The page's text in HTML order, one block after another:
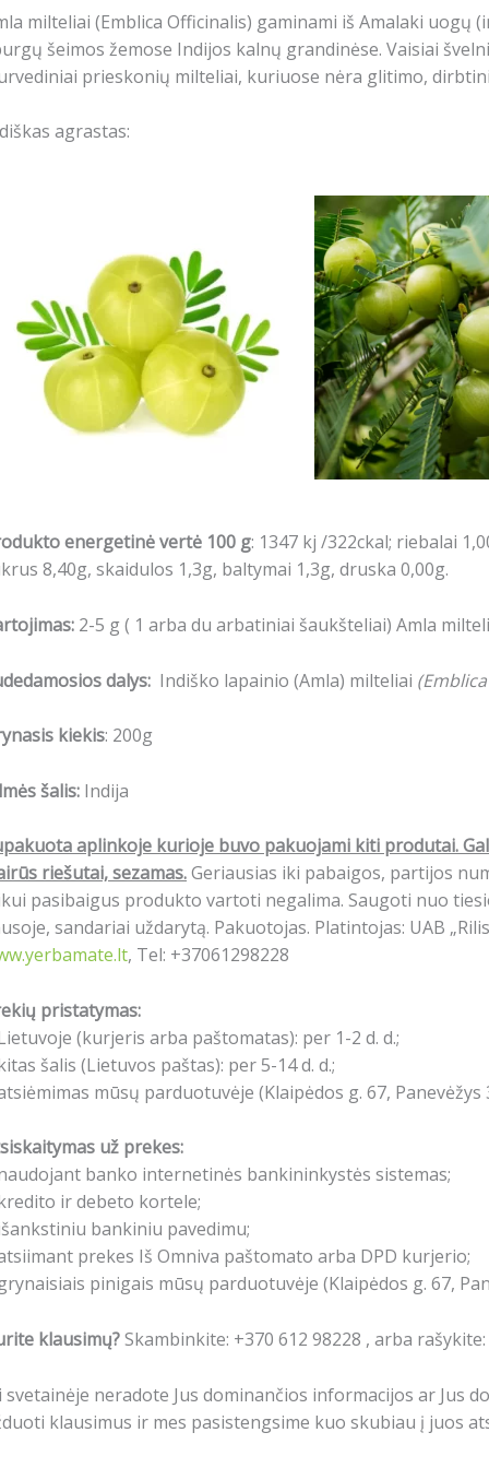
milteliai (Emblica Officinalis) gaminami iš Amalaki uogų
šeimos žemose Indijos kalnų grandinėse. Vaisiai
prieskonių milteliai, kuriuose nėra glitimo,
agrastas:
energetinė vertė 100 g: 1347 kj /322ckal; riebalai
8,40g, skaidulos 1,3g, baltymai 1,3g, druska 0,00g.
2-5 g ( 1 arba du arbatiniai šaukšteliai) Amla
dalys: Indiško lapainio (Amla) milteliai
kiekis: 200g
šalis: Indija
aplinkoje kurioje buvo pakuojami kiti produtai.
riešutai, sezamas.Geriausias iki pabaigos, partijos
pasibaigus produkto vartoti negalima. Saugoti nuo
sandariai uždarytą. Pakuotojas. Platintojas: UAB
, Tel: +37061298228
pristatymas:
(kurjeris arba paštomatas): per 1-2 d. d.;
šalis (Lietuvos paštas): per 5-14 d. d.;
mūsų parduotuvėje (Klaipėdos g. 67, Panevėžys
už prekes:
banko internetinės bankininkystės sistemas;
ir debeto kortele;
bankiniu pavedimu;
prekes Iš Omniva paštomato arba DPD kurjerio;
pinigais mūsų parduotuvėje (Klaipėdos g. 67,
klausimų?Skambinkite: +370 612 98228 , arba
svetainėje neradote Jus dominančios informacijos ar Jus
klausimus ir mes pasistengsime kuo skubiau į juos